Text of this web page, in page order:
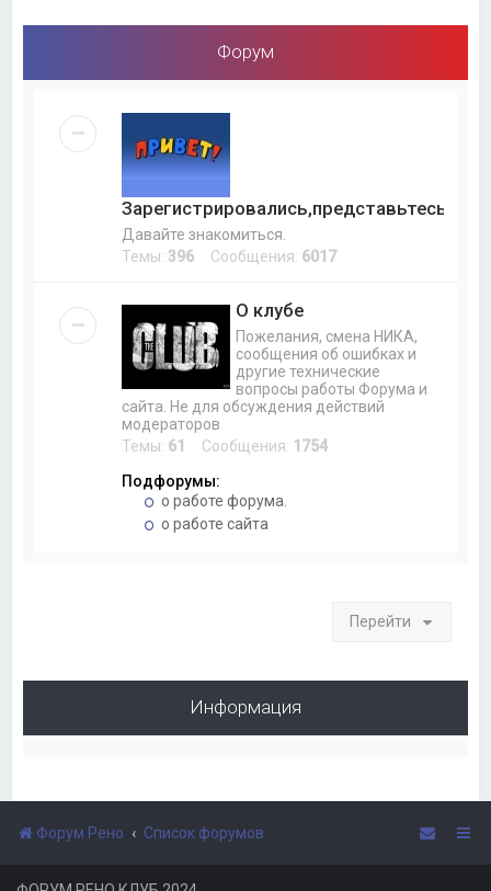
Форум
Зарегистрировались,представьтесь.
Давайте знакомиться.
Темы: 396 Сообщения: 6017
О клубе
Пожелания, смена НИКА,
сообщения об ошибках и
другие технические
вопросы работы Форума и
сайта. Не для обсуждения действий
модераторов
Темы: 61 Сообщения: 1754
Подфорумы:
о работе форума.
о работе сайта
Перейти
Информация
Форум Рено Список форумов